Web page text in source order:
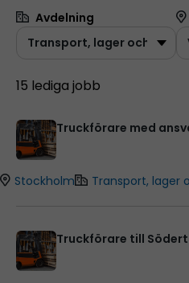
Avdelning
15 lediga jobb
Truckförare med
Stockholm Transport, lager
Truckförare till